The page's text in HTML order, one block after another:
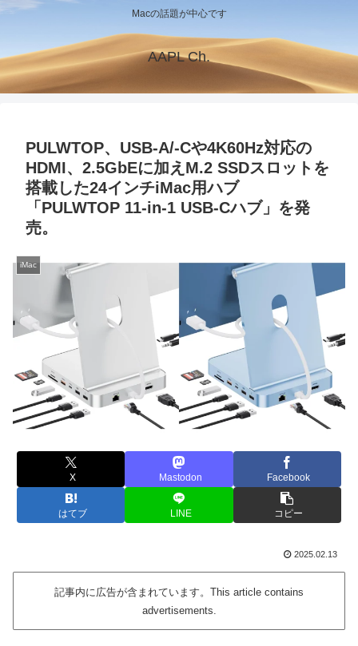
Macの話題が中心です
AAPL Ch.
PULWTOP、USB-A/-Cや4K60Hz対応の
HDMI、2.5GbEに加えM.2 SSDスロットを
搭載した24インチiMac用ハブ
「PULWTOP 11-in-1 USB-Cハブ」を発
売。
iMac
X Mastodon Facebook
はてブ LINE コピー
2025.02.13
記事内に広告が含まれています。This article contains
advertisements.